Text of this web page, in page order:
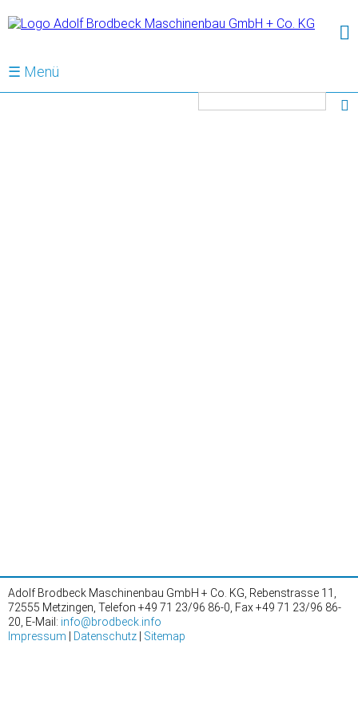
clés
☰ Menü
Adolf Brodbeck Maschinenbau GmbH + Co. KG, Rebenstrasse 11,
72555 Metzingen, Telefon +49 71 23/96 86-0, Fax +49 71 23/96 86-
20, E-Mail: info@brodbeck.info
Impressum
Datenschutz Sitemap